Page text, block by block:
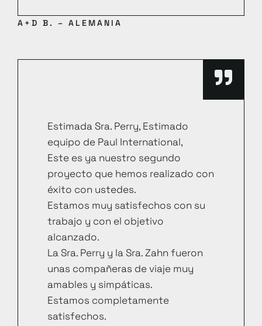
A+D B. – ALEMANIA
Estimada Sra. Perry, Estimado
equipo de Paul International,
Este es ya nuestro segundo
proyecto que hemos realizado con
éxito con ustedes.
Estamos muy satisfechos con su
trabajo y con el objetivo
alcanzado.
La Sra. Perry y la Sra. Zahn fueron
unas compañeras de viaje muy
amables y simpáticas.
Estamos completamente
satisfechos.